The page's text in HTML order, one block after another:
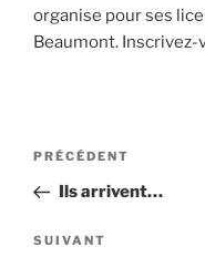
organise pour ses
Beaumont. Inscrivez-
Navigation
l’article
Article
précédent
PRÉCÉDENT
Ils arrivent…
Article
SUIVANT